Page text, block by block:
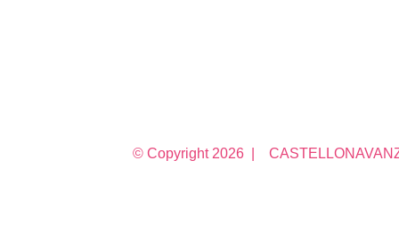
© Copyright 2026 |